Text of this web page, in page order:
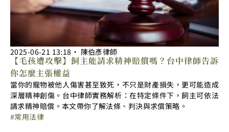
2025-06-21 13:18 ‧ 陳伯彥律師
【毛孩遭攻擊】飼主能請求精神賠償嗎？台中律師告訴
你怎麼主張權益
當你的寵物被他人傷害甚至致死，不只是財產損失，更可能造成
深層精神創傷。台中律師實務解析：在特定條件下，飼主可依法
請求精神賠償。本文帶你了解法條、判決與求償策略。
常用法律